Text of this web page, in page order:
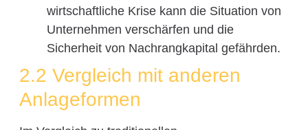
wirtschaftliche Krise kann die Situation von
Unternehmen verschärfen und die
Sicherheit von Nachrangkapital gefährden.
2.2 Vergleich mit anderen
Anlageformen